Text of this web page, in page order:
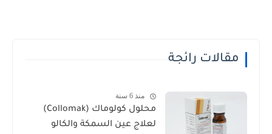
مقالات رائجة
منذ 6 سنة
محلول كولوماك (Collomak)
لعلاج عين السمكة والكالو